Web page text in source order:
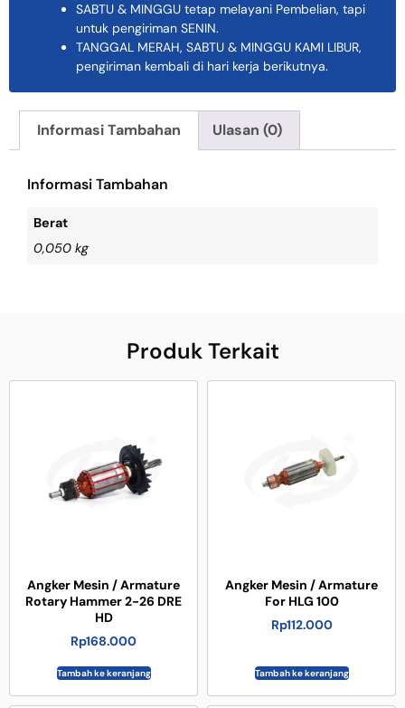
SABTU & MINGGU tetap melayani Pembelian, tapi
untuk pengiriman SENIN.
TANGGAL MERAH, SABTU & MINGGU KAMI LIBUR,
pengiriman kembali di hari kerja berikutnya.
Informasi Tambahan Ulasan (0)
Informasi Tambahan
Berat
0,050 kg
Produk Terkait
Angker Mesin / Armature
Rotary Hammer 2-26 DRE
HD
Rp168.000
Tambah ke keranjang
Angker Mesin / Armature
For HLG 100
Rp112.000
Tambah ke keranjang